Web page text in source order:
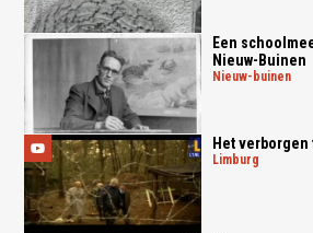
Een
Nieuw-Buinen
nieuw-buinen
Het
limburg